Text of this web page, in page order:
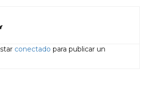
conectado para publicar un